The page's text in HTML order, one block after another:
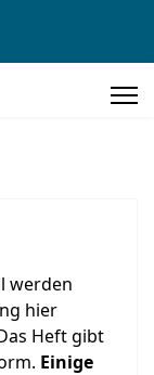
werden
hier
Heft gibt
Einige